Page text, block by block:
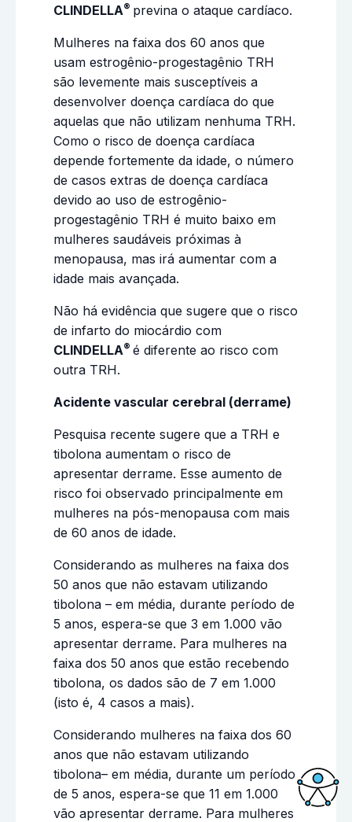
CLINDELLA® previna o ataque cardíaco.
Mulheres na faixa dos 60 anos que
usam estrogênio-progestagênio TRH
são levemente mais susceptíveis a
desenvolver doença cardíaca do que
aquelas que não utilizam nenhuma TRH.
Como o risco de doença cardíaca
depende fortemente da idade, o número
de casos extras de doença cardíaca
devido ao uso de estrogênio-
progestagênio TRH é muito baixo em
mulheres saudáveis próximas à
menopausa, mas irá aumentar com a
idade mais avançada.
Não há evidência que sugere que o risco
de infarto do miocárdio com
CLINDELLA® é diferente ao risco com
outra TRH.
Acidente vascular cerebral (derrame)
Pesquisa recente sugere que a TRH e
tibolona aumentam o risco de
apresentar derrame. Esse aumento de
risco foi observado principalmente em
mulheres na pós-menopausa com mais
de 60 anos de idade.
Considerando as mulheres na faixa dos
50 anos que não estavam utilizando
tibolona – em média, durante período de
5 anos, espera-se que 3 em 1.000 vão
apresentar derrame. Para mulheres na
faixa dos 50 anos que estão recebendo
tibolona, os dados são de 7 em 1.000
(isto é, 4 casos a mais).
Considerando mulheres na faixa dos 60
anos que não estavam utilizando
tibolona– em média, durante um período
de 5 anos, espera-se que 11 em 1.000
vão apresentar derrame. Para mulheres